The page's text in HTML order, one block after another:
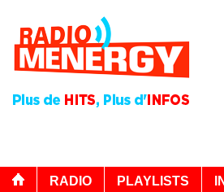
RADIO PLAYLISTS